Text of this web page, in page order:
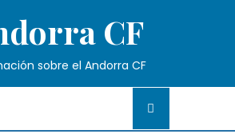
CF
sobre el Andorra CF